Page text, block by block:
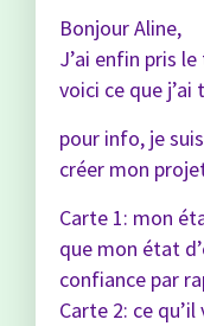
Bonjour Aline,
J’ai enfin pris
voici ce que j’ai
pour info, je
créer mon
Carte 1: mon
que mon état
confiance par
Carte 2: ce